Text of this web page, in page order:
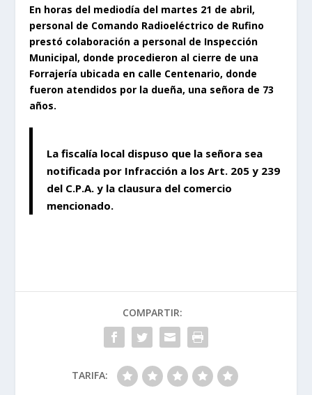
En horas del mediodía del martes 21 de abril,
personal de Comando Radioeléctrico de Rufino
prestó colaboración a personal de Inspección
Municipal, donde procedieron al cierre de una
Forrajería ubicada en calle Centenario, donde
fueron atendidos por la dueña, una señora de 73
años.
La fiscalía local dispuso que la señora sea
notificada por Infracción a los Art. 205 y 239
del C.P.A. y la clausura del comercio
mencionado.
COMPARTIR:
TARIFA: